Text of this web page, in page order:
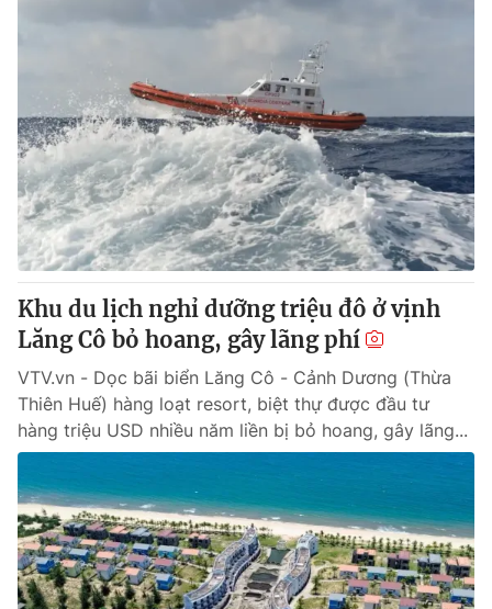
Khu du lịch nghỉ dưỡng triệu đô ở vịnh
Lăng Cô bỏ hoang, gây lãng phí
VTV.vn - Dọc bãi biển Lăng Cô - Cảnh Dương (Thừa
Thiên Huế) hàng loạt resort, biệt thự được đầu tư
hàng triệu USD nhiều năm liền bị bỏ hoang, gây lãng...